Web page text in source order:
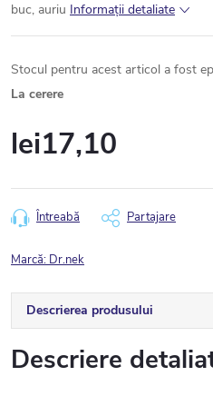
buc, auriu Informaţii detaliate
Stocul pentru acest articol a fost
La cerere
lei17,10
preţ:
Întreabă Partajare
Marcă: Dr.nek
Descrierea produsului
Descriere